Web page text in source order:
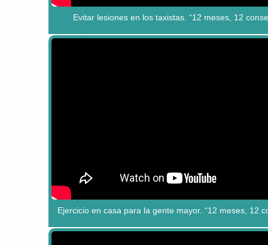
Evitar lesiones en los taxistas. “12 meses, 12
Ejercicio en casa para la gente mayor. “12 meses, 12